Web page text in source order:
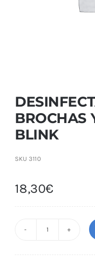
BROCHAS
BLINK
SKU 3110
18,30€